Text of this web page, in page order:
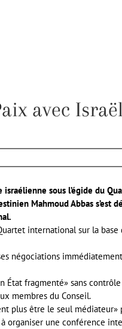
avec
sous l’égide du
Mahmoud Abbas s’est
international sur la base
négociations
État fragmenté» sans
membres du Conseil.
plus être le seul
organiser une conférence